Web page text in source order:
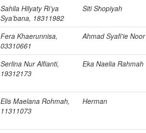
Sahila Hilyaty Ri’ya
Sya’bana, 18311982
Siti Shopiyah
Fera Khaerunnisa,
03310661
Ahmad Syafi'ie Noor
Serlina Nur Alfianti,
19312173
Eka Naelia Rahmah
Elis Maelana Rohmah,
11311073
Herman